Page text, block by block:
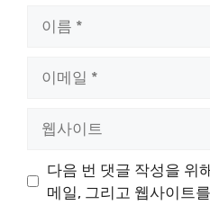
트
다음 번 댓글 작성을 위
메일, 그리고 웹사이트